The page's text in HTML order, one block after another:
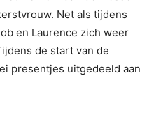
Net als tijdens
en Laurence zich weer
de start van de
presentjes uitgedeeld aan